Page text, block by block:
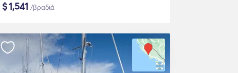
$1,541 /βραδιά